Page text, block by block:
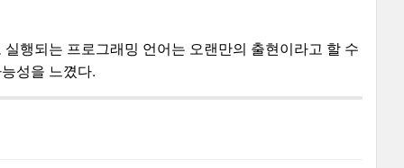
행되는 프로그래밍 언어는 오랜만의 출현이라고 할 수
성을 느꼈다.